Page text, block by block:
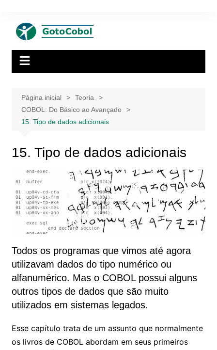
conteúdo
Página inicial
Teoria
COBOL: Do Básico ao Avançado
15. Tipo de dados adicionais
15. Tipo de dados adicionais
Todos os programas que vimos até agora
utilizavam dados do tipo numérico ou
alfanumérico. Mas o COBOL possui alguns
outros tipos de dados que são muito
utilizados em sistemas legados.
Esse capítulo trata de um assunto que normalmente
os livros de COBOL abordam em seus primeiros